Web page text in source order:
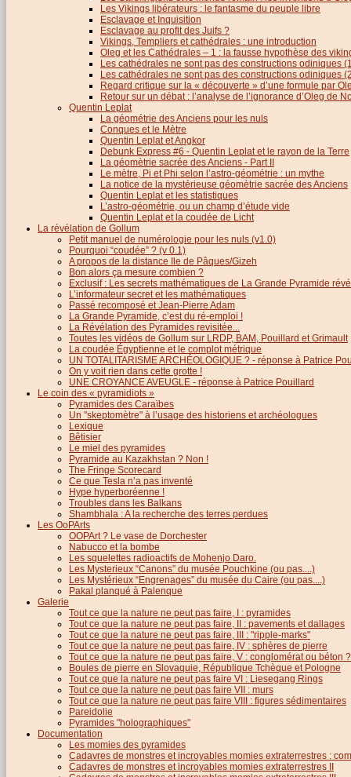
Les Vikings libérateurs : le fantasme du peuple libre
Esclavage et Inquisition
Esclavage au profit des Juifs ?
Vikings, Templiers et cathédrales : une introduction
Oleg et les Cathédrales – 1 : la fausse hypothèse des
Les cathédrales ne sont pas des constructions odiniques
Les cathédrales ne sont pas des constructions odiniques
Regard critique sur la « découverte » d’une formule par
Retour sur un débat : l’analyse de l’ignorance d’Oleg de
Quentin Leplat
La géométrie des Anciens pour les nuls
Conques et le Mètre
Quentin Leplat et Angkor
Debunk Express #6 - Quentin Leplat et le rayon de la Terre
La géomètrie sacrée des Anciens - Part II
Le mètre, Pi et Phi selon l’astro-géométrie : un mythe
La notice de la mystérieuse géomètrie sacrée des Anciens
Quentin Leplat et les statistiques
L’astro-géométrie, ou un champ d’étude vide
Quentin Leplat et la coudée de Licht
La révélation de Gollum
Petit manuel de numérologie pour les nuls (v1.0)
Pourquoi “coudée” ? (v 0.1)
A propos de la distance Ile de Pâques/Gizeh
Bon alors ça mesure combien ?
Exclusif : Les secrets mathématiques de La Grande Pyramide
L’informateur secret et les mathématiques
Passé recomposé et Jean-Pierre Adam
La Grande Pyramide, c’est du ré-emploi !
La Révélation des Pyramides revisitée...
Toutes les vidéos de Gollum sur LRDP, BAM, Pouillard et Grimault
La coudée Égyptienne et le complot métrique
UN TOTALITARISME ARCHÉOLOGIQUE ? - réponse à Patrice
On y voit rien dans cette grotte !
UNE CROYANCE AVEUGLE - réponse à Patrice Pouillard
Le coin des « pyramidiots »
Pyramides des Caraïbes
Un "skeptomètre" à l’usage des historiens et archéologues
Lexique
Bêtisier
Le miel des pyramides
Pyramide au Kazakhstan ? Non !
The Fringe Scorecard
Ce que Tesla n’a pas inventé
Hype hyperboréenne !
Troubles dans les Balkans
Shambhala : A la recherche des terres perdues
Les OoPArts
OOPArt ? Le vase de Dorchester
Nabucco et la bombe
Les squelettes radioactifs de Mohenjo Daro.
Les Mysterieux “Canons” du musée Pouchkine (ou pas....)
Les Mystérieux “Engrenages” du musée du Caire (ou pas....)
Pakal planqué à Palenque
Galerie
Tout ce que la nature ne peut pas faire, I : pyramides
Tout ce que la nature ne peut pas faire, II : pavements et dallages
Tout ce que la nature ne peut pas faire, III : "ripple-marks"
Tout ce que la nature ne peut pas faire, IV : sphères de pierre
Tout ce que la nature ne peut pas faire, V : conglomérat ou béton ?
Boules de pierre en Slovaquie, République Tchèque et Pologne
Tout ce que la nature ne peut pas faire VI : Liesegang Rings
Tout ce que la nature ne peut pas faire VII : murs
Tout ce que la nature ne peut pas faire VIII : figures sédimentaires
Pareidolie
Pyramides "holographiques"
Documentation
Les momies des pyramides
Cadavres de monstres et incroyables momies extraterrestres :
Cadavres de monstres et incroyables momies extraterrestres II